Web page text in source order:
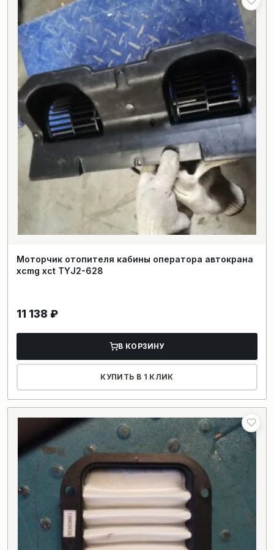
Моторчик отопителя кабины оператора автокрана
xcmg xct TYJ2-628
11 138 ₽
В КОРЗИНУ
КУПИТЬ В 1 КЛИК